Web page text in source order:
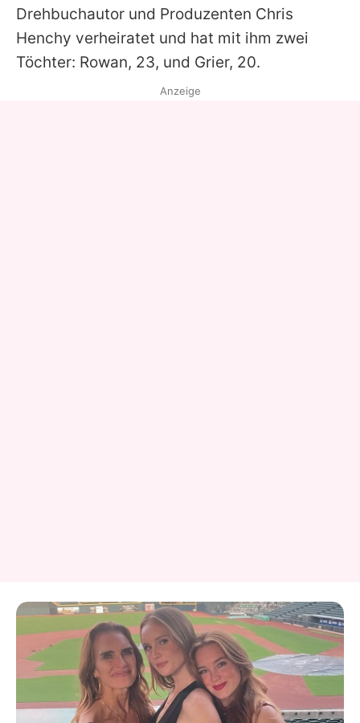
Drehbuchautor und Produzenten Chris
Henchy verheiratet und hat mit ihm zwei
Töchter: Rowan, 23, und Grier, 20.
Anzeige